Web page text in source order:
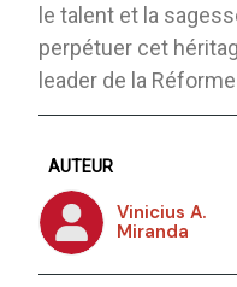
le talent et la
perpétuer cet
leader de la
AUTEUR
Vinicius A.
Miranda